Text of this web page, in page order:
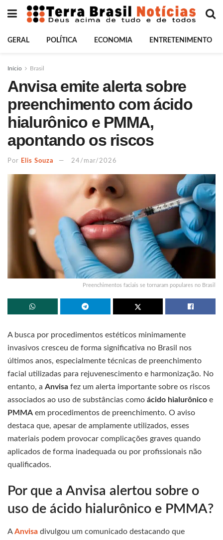
GERAL POLÍTICA ECONOMIA ENTRETENIMENTO
Início Brasil
Anvisa emite alerta sobre
preenchimento com ácido
hialurônico e PMMA,
apontando os riscos
Por Elis Souza 24/mar/2026
Preenchimentos faciais se tornaram populares no Brasil
A busca por procedimentos estéticos minimamente
invasivos cresceu de forma significativa no Brasil nos
últimos anos, especialmente técnicas de preenchimento
facial utilizadas para rejuvenescimento e harmonização. No
entanto, a Anvisa fez um alerta importante sobre os riscos
associados ao uso de substâncias como ácido hialurônico e
PMMA em procedimentos de preenchimento. O aviso
destaca que, apesar de amplamente utilizados, esses
materiais podem provocar complicações graves quando
aplicados de forma inadequada ou por profissionais não
qualificados.
Por que a Anvisa alertou sobre o
uso de ácido hialurônico e PMMA?
AAnvisa divulgou um comunicado destacando que